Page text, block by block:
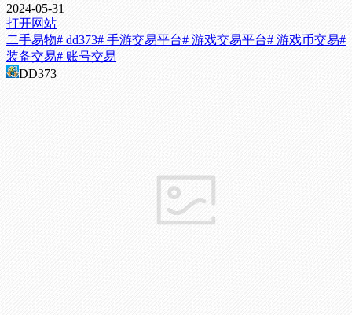
2024-05-31
打开网站
二手易物# dd373# 手游交易平台# 游戏交易平台# 游戏币交易#
装备交易# 账号交易
DD373